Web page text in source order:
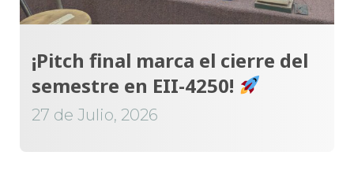
¡Pitch final marca el cierre del
semestre en EII-4250!
27 de Julio, 2026